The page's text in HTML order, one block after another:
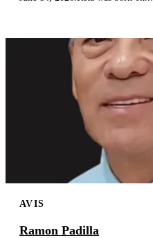
AVIS
Ramon Padilla